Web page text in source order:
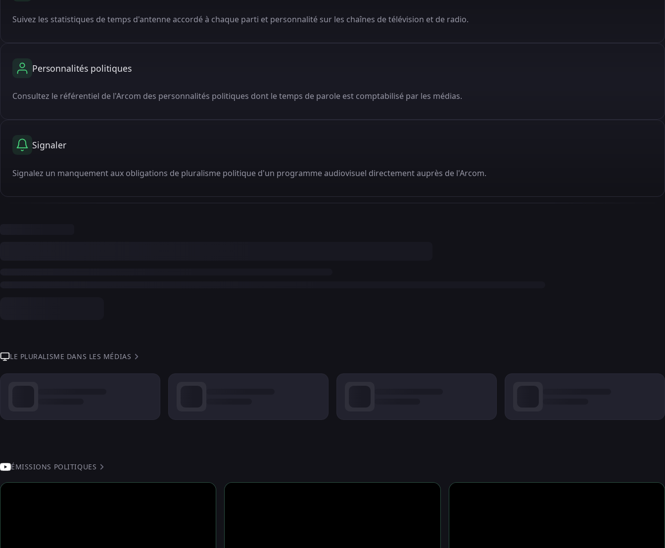
Suivez les statistiques de temps d'antenne accordé à chaque parti et personnalité sur les chaînes de télévision et de radio.
Personnalités politiques
Consultez le référentiel de l'Arcom des personnalités politiques dont le temps de parole est comptabilisé par les médias.
Signaler
Signalez un manquement aux obligations de pluralisme politique d'un programme audiovisuel directement auprès de l'Arcom.
LE PLURALISME DANS LES MÉDIAS
ÉMISSIONS POLITIQUES